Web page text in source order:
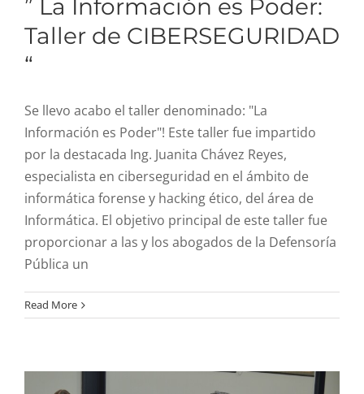
” La Información es Poder:
Taller de CIBERSEGURIDAD
“
Se llevo acabo el taller denominado: "La
Información es Poder"! Este taller fue impartido
por la destacada Ing. Juanita Chávez Reyes,
especialista en ciberseguridad en el ámbito de
informática forense y hacking ético, del área de
Informática. El objetivo principal de este taller fue
proporcionar a las y los abogados de la Defensoría
Pública un
Read More
Igualdad y el
Profesionalismo en la
Zacatecas “